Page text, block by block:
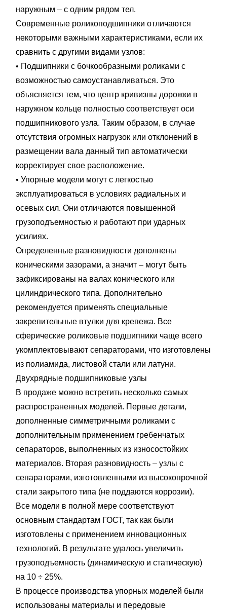
наружным – с одним рядом тел.
Современные роликоподшипники отличаются
некоторыми важными характеристиками, если их
сравнить с другими видами узлов:
• Подшипники с бочкообразными роликами с
возможностью самоустанавливаться. Это
объясняется тем, что центр кривизны дорожки в
наружном кольце полностью соответствует оси
подшипникового узла. Таким образом, в случае
отсутствия огромных нагрузок или отклонений в
размещении вала данный тип автоматически
корректирует свое расположение.
• Упорные модели могут с легкостью
эксплуатироваться в условиях радиальных и
осевых сил. Они отличаются повышенной
грузоподъемностью и работают при ударных
усилиях.
Определенные разновидности дополнены
коническими зазорами, а значит – могут быть
зафиксированы на валах конического или
цилиндрического типа. Дополнительно
рекомендуется применять специальные
закрепительные втулки для крепежа. Все
сферические роликовые подшипники чаще всего
укомплектовывают сепараторами, что изготовлены
из полиамида, листовой стали или латуни.
Двухрядные подшипниковые узлы
В продаже можно встретить несколько самых
распространенных моделей. Первые детали,
дополненные симметричными роликами с
дополнительным применением гребенчатых
сепараторов, выполненных из износостойких
материалов. Вторая разновидность – узлы с
сепараторами, изготовленными из высокопрочной
стали закрытого типа (не поддаются коррозии).
Все модели в полной мере соответствуют
основным стандартам ГОСТ, так как были
изготовлены с применением инновационных
технологий. В результате удалось увеличить
грузоподъемность (динамическую и статическую)
на 10 ÷ 25%.
В процессе производства упорных моделей были
использованы материалы и передовые